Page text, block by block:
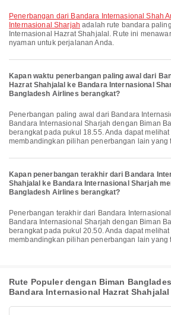
penerbangan dari Bandara Internasional Shah Amanat ke Bandara
Internasional Sharjah adalah rute bandara
Internasional Hazrat Shahjalal. Rute ini
nyaman untuk perjalanan Anda.
Kapan waktu penerbangan paling awal dari
Hazrat Shahjalal ke Bandara Internasional
Bangladesh Airlines berangkat?
Penerbangan paling awal dari Bandara Internasional Hazrat Shahjalal ke
Bandara Internasional Sharjah dengan Biman
berangkat pada pukul 18.55. Anda dapat
membandingkan pilihan penerbangan lain yang
Kapan penerbangan terakhir dari Bandara
Shahjalal ke Bandara Internasional Sharjah
Bangladesh Airlines berangkat?
Penerbangan terakhir dari Bandara Internasional Hazrat Shahjalal ke
Bandara Internasional Sharjah dengan Biman
berangkat pada pukul 20.50. Anda dapat
membandingkan pilihan penerbangan lain yang
Rute Populer dengan Biman
Bandara Internasional Hazrat Shahjalal